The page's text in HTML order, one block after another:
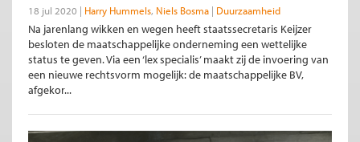
18 jul 2020 Harry Hummels Niels Bosma Duurzaamheid
Na jarenlang wikken en wegen heeft staatssecretaris Keijzer
besloten de maatschappelijke onderneming een wettelijke
status te geven. Via een ‘lex specialis’ maakt zij de invoering van
een nieuwe rechtsvorm mogelijk: de maatschappelijke BV,
afgekor...